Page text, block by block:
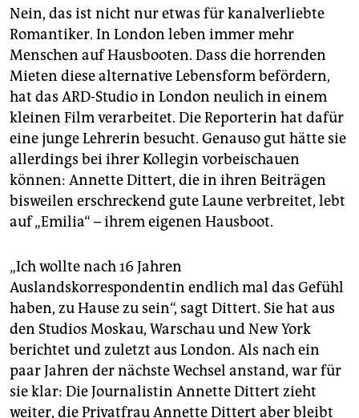
unterstützen
abo
genossenschaft
epaper login
Nein, das ist nicht nur etwas für kanalverliebte
Romantiker. In London leben immer mehr
Menschen auf Hausbooten. Dass die horrenden
Mieten diese alternative Lebensform befördern,
hat das ARD-Studio in London neulich in einem
kleinen Film verarbeitet. Die Reporterin hat dafür
eine junge Lehrerin besucht. Genauso gut hätte sie
allerdings bei ihrer Kollegin vorbeischauen
können: Annette Dittert, die in ihren Beiträgen
bisweilen erschreckend gute Laune verbreitet, lebt
auf „Emilia“ – ihrem eigenen Hausboot.
„Ich wollte nach 16 Jahren
Auslandskorrespondentin endlich mal das Gefühl
haben, zu Hause zu sein“, sagt Dittert. Sie hat aus
den Studios Moskau, Warschau und New York
berichtet und zuletzt aus London. Als nach ein
paar Jahren der nächste Wechsel anstand, war für
sie klar: Die Journalistin Annette Dittert zieht
weiter, die Privatfrau Annette Dittert aber bleibt